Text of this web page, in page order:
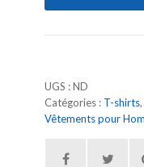
UGS :ND
Catégories : T-shirts,
Vêtements pour